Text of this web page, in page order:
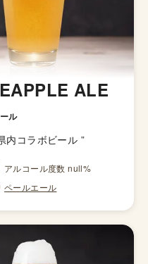
ALE
ル
内コラボビール ”
アルコール度数 null%
ペールエール